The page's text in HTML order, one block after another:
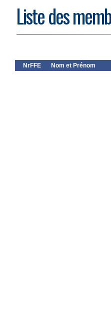
Liste des
NrFFE Nom et Prénom